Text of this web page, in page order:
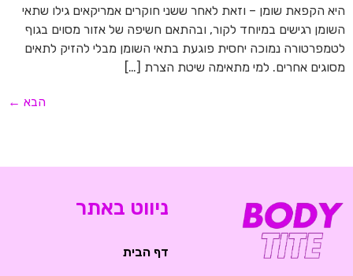
היא הקפאת שומן – וזאת לאחר ששני חוקרים אמריקאים גילו שתאי
השומן רגישים במיוחד לקור, ובהתאם חשיפה של אזור מסוים בגוף
לטמפרטורה נמוכה יחסית פוגעת בתאי השומן מבלי להזיק לתאים
מסוגים אחרים. למי מתאימה שיטת הצרת […]
הבא ←
ניווט באתר
דף הבית